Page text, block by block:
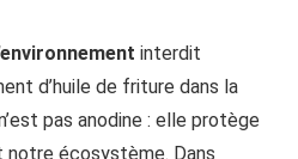
interdit
d’huile de friture dans la
pas anodine : elle protège
notre écosystème. Dans